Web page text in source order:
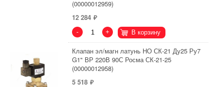
(00000012959)
12 284
- + В корзину
Клапан эл/магн латунь НО СК-21 Ду25 Ру7
G1" ВР 220В 90С Росма СК-21-25
(00000012958)
5 518